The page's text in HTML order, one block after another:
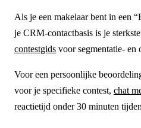
Als je een makelaar bent in een
je CRM-contactbasis is je
contestgids voor segmentatie- en
Voor een persoonlijke
voor je specifieke contest, chat
reactietijd onder 30 minuten